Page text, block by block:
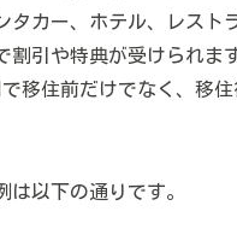
タカー、ホテル、レスト
割引や特典が受けられま
で移住前だけでなく、移
は以下の通りです。